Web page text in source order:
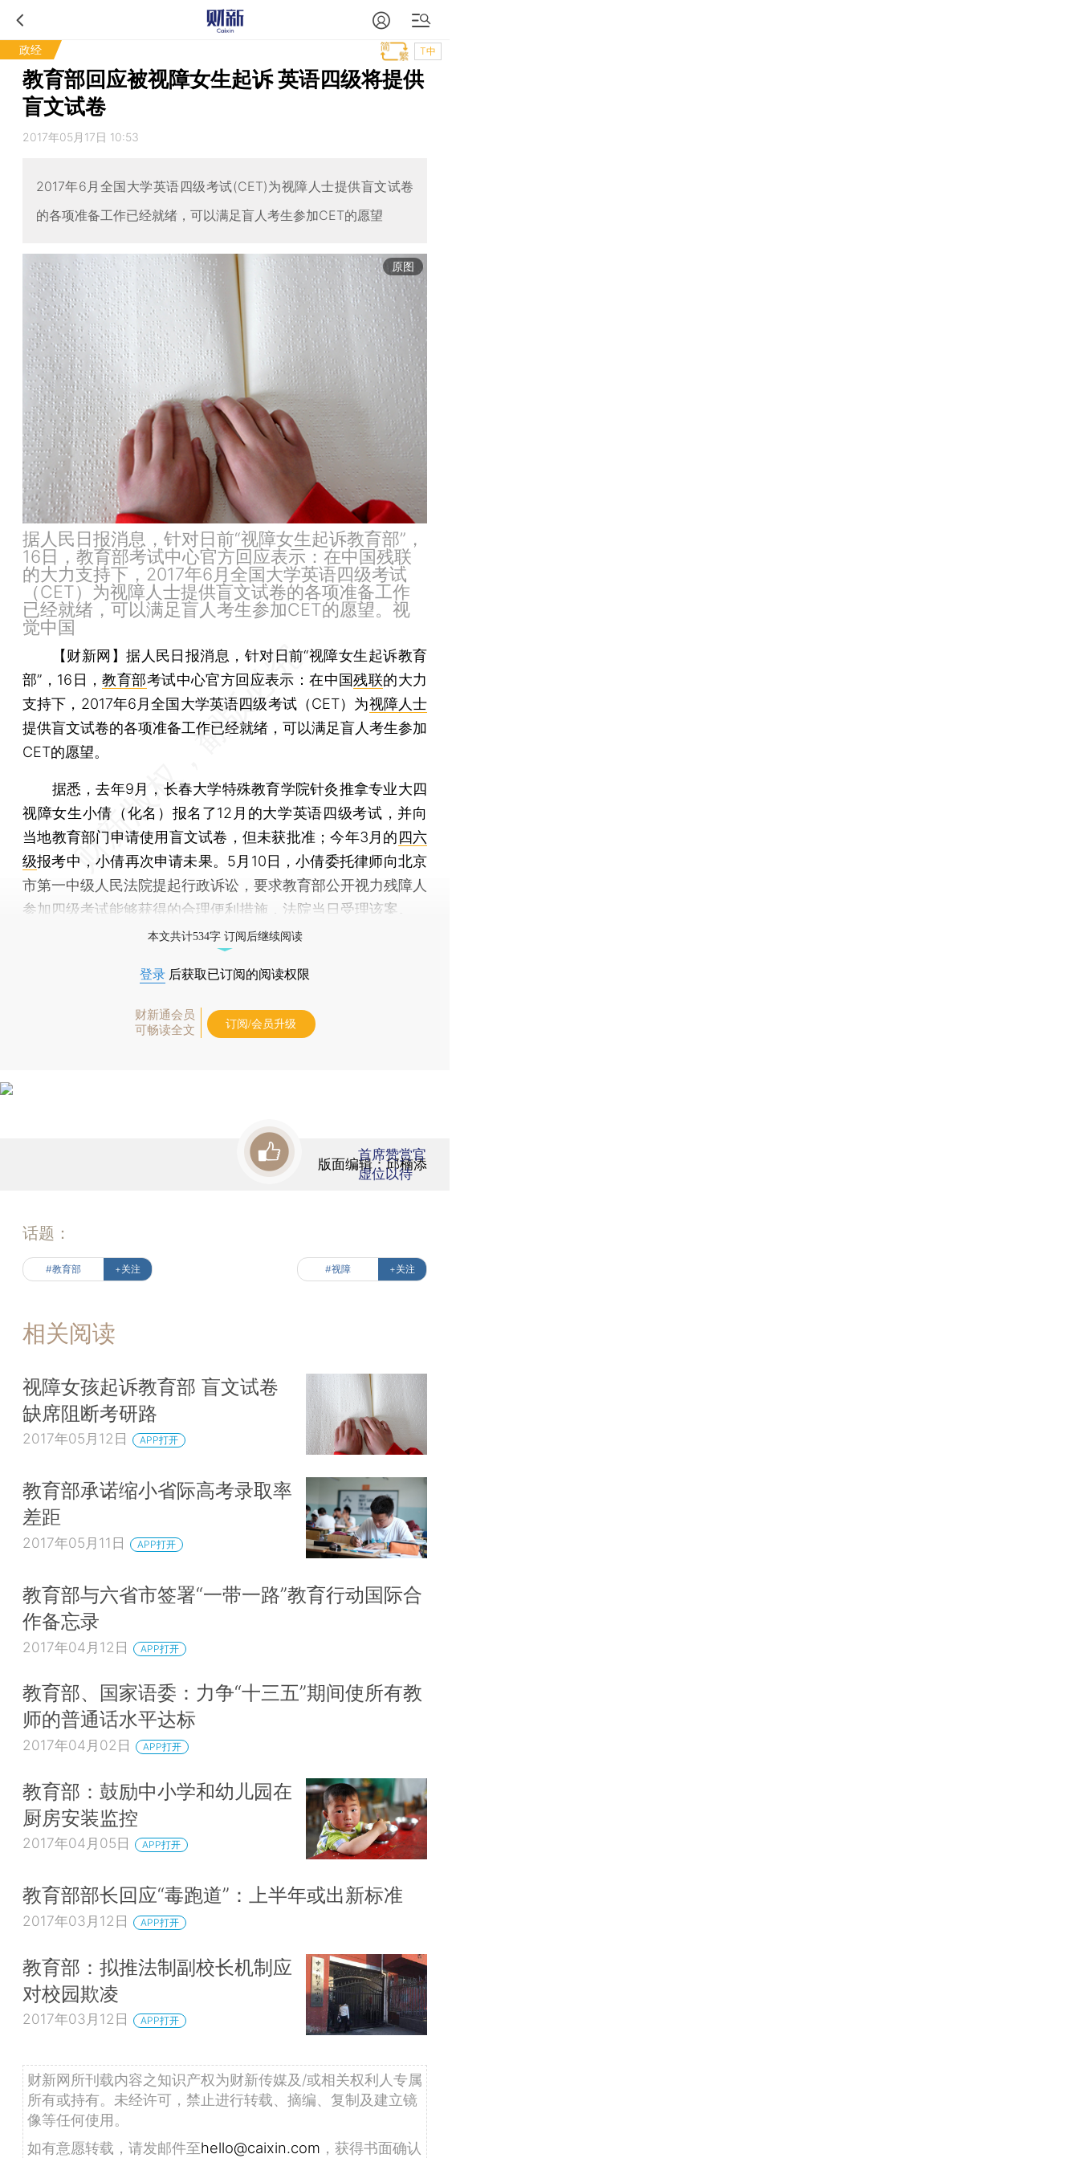
政经 T中
教育部回应被视障女生起诉 英语四级将提供
盲文试卷
2017年05月17日 10:53
2017年6月全国大学英语四级考试(CET)为视障人士提供盲文试卷
的各项准备工作已经就绪，可以满足盲人考生参加CET的愿望
原图
据人民日报消息，针对日前“视障女生起诉教育部”，
16日，教育部考试中心官方回应表示：在中国残联
的大力支持下，2017年6月全国大学英语四级考试
（CET）为视障人士提供盲文试卷的各项准备工作
已经就绪，可以满足盲人考生参加CET的愿望。视
觉中国
【财新网】据人民日报消息，针对日前“视障女生起诉教育
部”，16日，教育部考试中心官方回应表示：在中国残联的大力
支持下，2017年6月全国大学英语四级考试（CET）为视障人士
提供盲文试卷的各项准备工作已经就绪，可以满足盲人考生参加
CET的愿望。
据悉，去年9月，长春大学特殊教育学院针灸推拿专业大四
视障女生小倩（化名）报名了12月的大学英语四级考试，并向
当地教育部门申请使用盲文试卷，但未获批准；今年3月的四六
级报考中，小倩再次申请未果。5月10日，小倩委托律师向北京
市第一中级人民法院提起行政诉讼，要求教育部公开视力残障人
参加四级考试能够获得的合理便利措施，法院当日受理该案。
本文共计534字 订阅后继续阅读
登录 后获取已订阅的阅读权限
财新通会员
可畅读全文
订阅/会员升级
版面编辑：邱楠添
首席赞赏官
虚位以待
话题：
#教育部 +关注 #视障 +关注
相关阅读
视障女孩起诉教育部 盲文试卷
缺席阻断考研路
2017年05月12日 APP打开
教育部承诺缩小省际高考录取率
差距
2017年05月11日 APP打开
教育部与六省市签署“一带一路”教育行动国际合
作备忘录
2017年04月12日 APP打开
教育部、国家语委：力争“十三五”期间使所有教
师的普通话水平达标
2017年04月02日 APP打开
教育部：鼓励中小学和幼儿园在
厨房安装监控
2017年04月05日 APP打开
教育部部长回应“毒跑道”：上半年或出新标准
2017年03月12日 APP打开
教育部：拟推法制副校长机制应
对校园欺凌
2017年03月12日 APP打开
财新网所刊载内容之知识产权为财新传媒及/或相关权利人专属
所有或持有。未经许可，禁止进行转载、摘编、复制及建立镜
像等任何使用。
如有意愿转载，请发邮件至hello@caixin.com ，获得书面确认